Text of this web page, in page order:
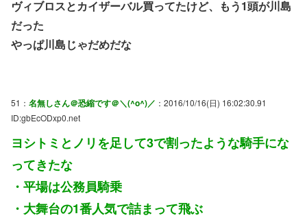
ヴィブロスとカイザーバル買ってたけど、もう1頭が川島
だった
やっぱ川島じゃだめだな
51： 名無しさん＠恐縮です＠＼(^o^)／ ：2016/10/16(日) 16:02:30.91
ID:gbEcODxp0.net
ヨシトミとノリを足して3で割ったような騎手にな
ってきたな
・平場は公務員騎乗
・大舞台の1番人気で詰まって飛ぶ